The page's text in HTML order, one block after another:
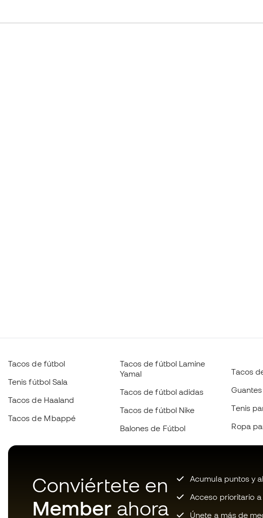
Tacos de fútbol
Tenis fútbol Sala
Tacos de Haaland
Tacos de Mbappé
Tacos de fútbol Lamine
Yamal
Tacos de fútbol adidas
Tacos de fútbol Nike
Balones de Fútbol
Tacos
Tenis
Ropa
Conviértete en
Member ahora
Acumula puntos y
Acceso prioritario
Únete a más de